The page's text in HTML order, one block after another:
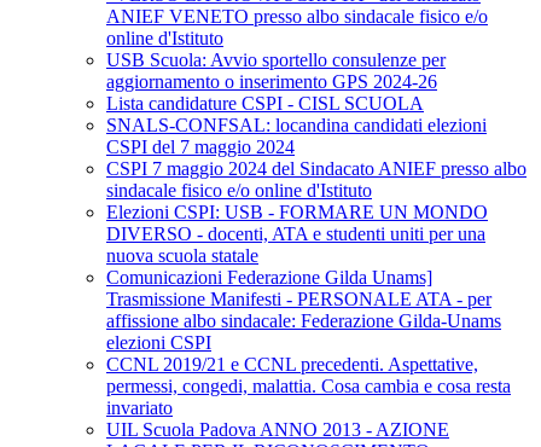
ANIEF VENETO presso albo sindacale fisico e/o
online d'Istituto
USB Scuola: Avvio sportello consulenze per
aggiornamento o inserimento GPS 2024-26
Lista candidature CSPI - CISL SCUOLA
SNALS-CONFSAL: locandina candidati elezioni
CSPI del 7 maggio 2024
CSPI 7 maggio 2024 del Sindacato ANIEF presso albo
sindacale fisico e/o online d'Istituto
Elezioni CSPI: USB - FORMARE UN MONDO
DIVERSO - docenti, ATA e studenti uniti per una
nuova scuola statale
Comunicazioni Federazione Gilda Unams]
Trasmissione Manifesti - PERSONALE ATA - per
affissione albo sindacale: Federazione Gilda-Unams
elezioni CSPI
CCNL 2019/21 e CCNL precedenti. Aspettative,
permessi, congedi, malattia. Cosa cambia e cosa resta
invariato
UIL Scuola Padova ANNO 2013 - AZIONE